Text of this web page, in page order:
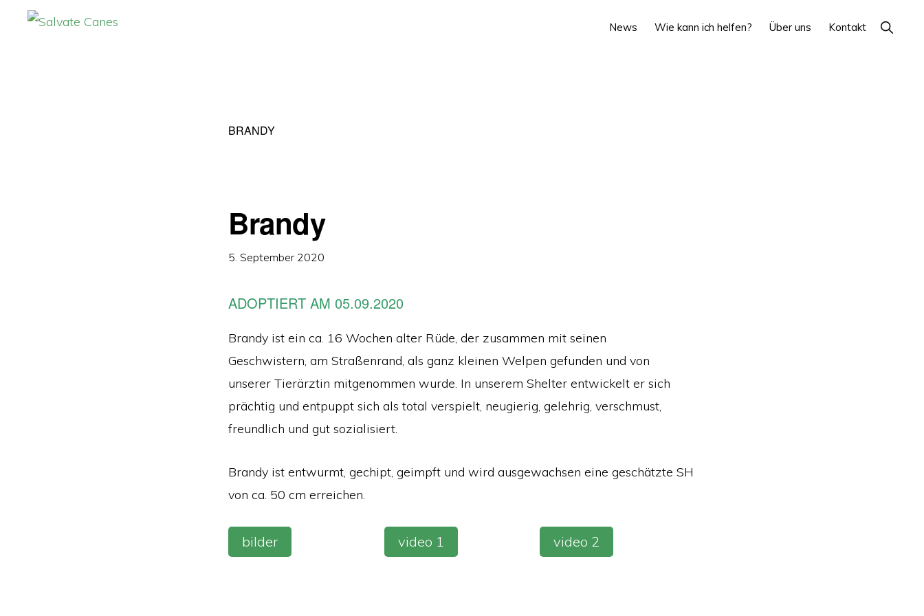
News Wie kann ich helfen? Über uns Kontakt Show
Search
BRANDY
Brandy
5. September 2020
ADOPTIERT AM 05.09.2020
Brandy ist ein ca. 16 Wochen alter Rüde, der zusammen mit seinen
Geschwistern, am Straßenrand, als ganz kleinen Welpen gefunden und von
unserer Tierärztin mitgenommen wurde. In unserem Shelter entwickelt er sich
prächtig und entpuppt sich als total verspielt, neugierig, gelehrig, verschmust,
freundlich und gut sozialisiert.
Brandy ist entwurmt, gechipt, geimpft und wird ausgewachsen eine geschätzte SH
von ca. 50 cm erreichen.
bilder video 1 video 2